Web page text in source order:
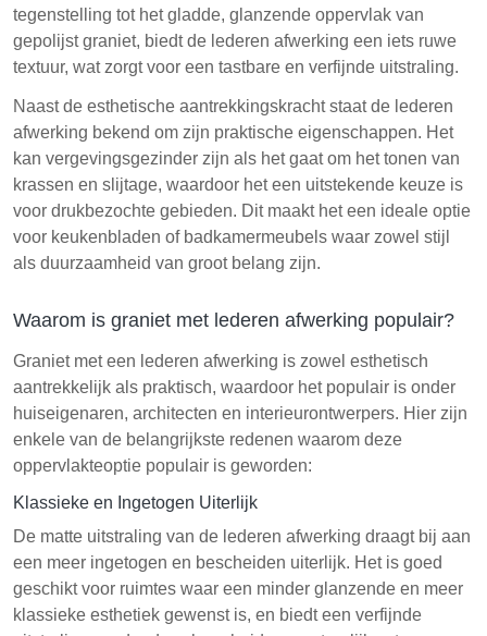
tegenstelling tot het gladde, glanzende oppervlak van
gepolijst graniet, biedt de lederen afwerking een iets ruwe
textuur, wat zorgt voor een tastbare en verfijnde uitstraling.
Naast de esthetische aantrekkingskracht staat de lederen
afwerking bekend om zijn praktische eigenschappen. Het
kan vergevingsgezinder zijn als het gaat om het tonen van
krassen en slijtage, waardoor het een uitstekende keuze is
voor drukbezochte gebieden. Dit maakt het een ideale optie
voor keukenbladen of badkamermeubels waar zowel stijl
als duurzaamheid van groot belang zijn.
Waarom is graniet met lederen afwerking populair?
Graniet met een lederen afwerking is zowel esthetisch
aantrekkelijk als praktisch, waardoor het populair is onder
huiseigenaren, architecten en interieurontwerpers. Hier zijn
enkele van de belangrijkste redenen waarom deze
oppervlakteoptie populair is geworden:
Klassieke en Ingetogen Uiterlijk
De matte uitstraling van de lederen afwerking draagt bij aan
een meer ingetogen en bescheiden uiterlijk. Het is goed
geschikt voor ruimtes waar een minder glanzende en meer
klassieke esthetiek gewenst is, en biedt een verfijnde